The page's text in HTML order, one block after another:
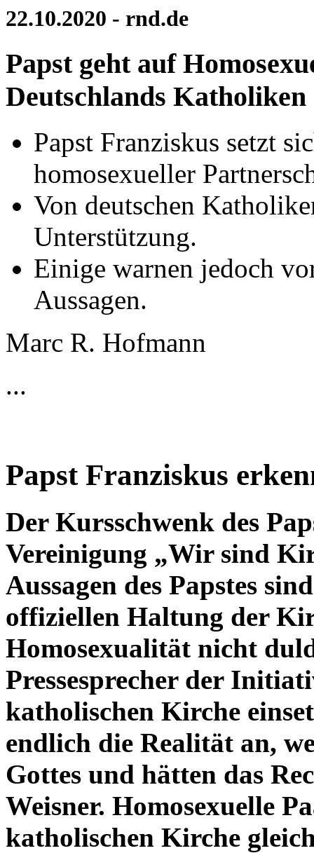
22.10.2020 - rnd.de
Papst geht auf
Deutschlands Katholiken
Papst Franziskus setzt
homosexueller
Von deutschen
Unterstützung.
Einige warnen jedoch
Aussagen.
Marc R. Hofmann
...
Papst Franziskus
Der Kursschwenk des
Vereinigung „Wir sind
Aussagen des Papstes
offiziellen Haltung der
Homosexualität nicht
Pressesprecher der
katholischen Kirche
endlich die Realität an,
Gottes und hätten das
Weisner. Homosexuelle
katholischen Kirche